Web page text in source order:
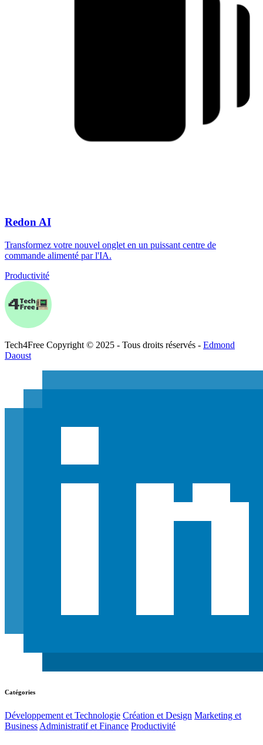
Redon AI
Transformez votre nouvel onglet en un puissant centre de
commande alimenté par l'IA.
Productivité
Tech4Free Copyright © 2025 - Tous droits réservés - Edmond
Daoust
Catégories
Développement et Technologie Création et Design Marketing et
Business Administratif et Finance Productivité